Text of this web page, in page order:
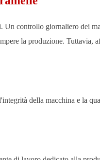
Un controllo giornaliero dei
la produzione. Tuttavia,
della macchina e la